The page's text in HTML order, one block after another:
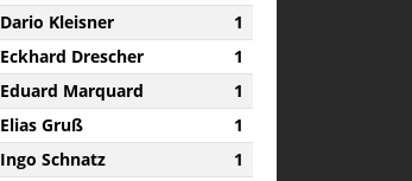
Dario Kleisner
1
Eckhard Drescher
1
Eduard Marquard
1
Elias Gruß
1
Ingo Schnatz
1